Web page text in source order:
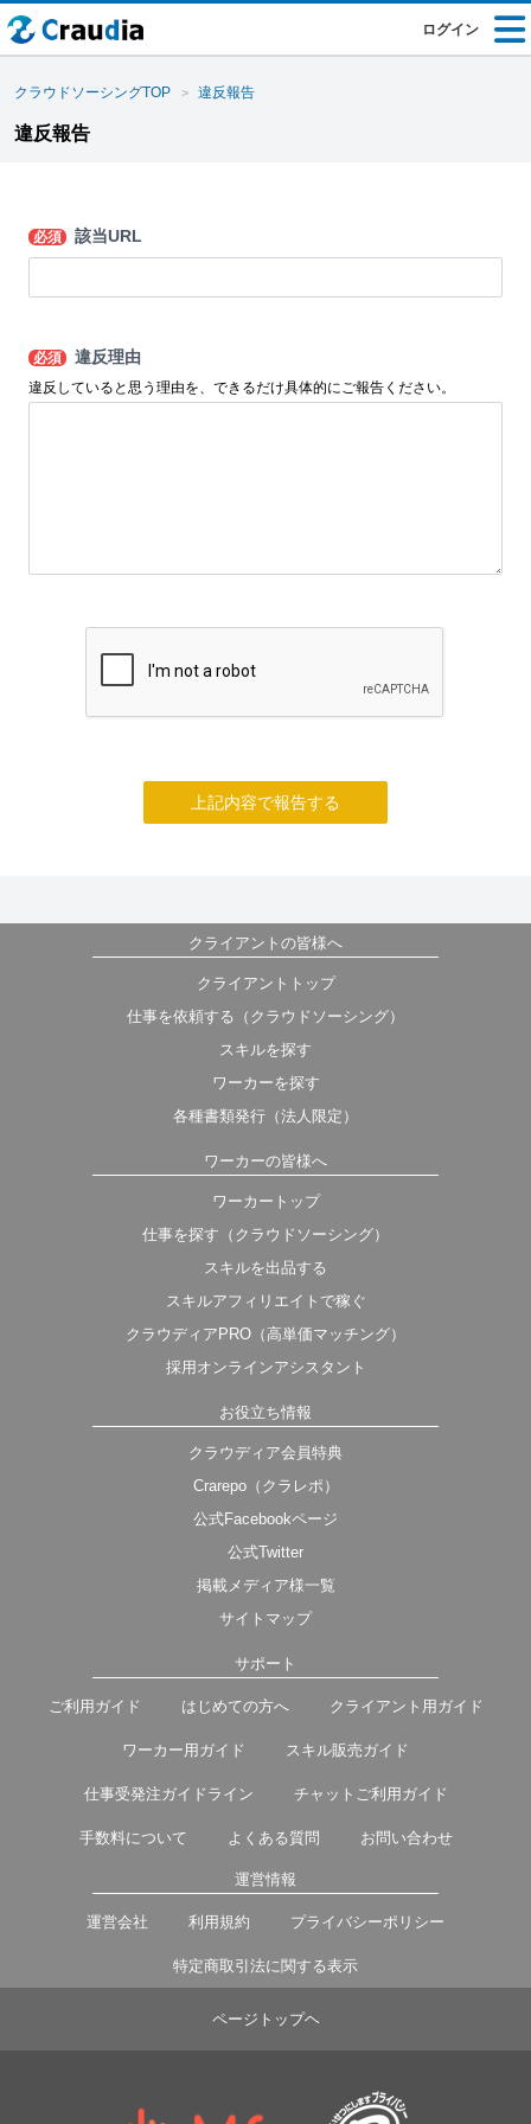
ログイン
クラウドソーシングTOP 違反報告
違反報告
必須 該当URL
必須 違反理由
違反していると思う理由を、できるだけ具体的にご報告ください。
上記内容で報告する
クライアントの皆様へ
クライアントトップ
仕事を依頼する（クラウドソーシング）
スキルを探す
ワーカーを探す
各種書類発行（法人限定）
ワーカーの皆様へ
ワーカートップ
仕事を探す（クラウドソーシング）
スキルを出品する
スキルアフィリエイトで稼ぐ
クラウディアPRO（高単価マッチング）
採用オンラインアシスタント
お役立ち情報
クラウディア会員特典
Crarepo（クラレポ）
公式Facebookページ
公式Twitter
掲載メディア様一覧
サイトマップ
サポート
ご利用ガイド はじめての方へ クライアント用ガイド
ワーカー用ガイド スキル販売ガイド
仕事受発注ガイドライン チャットご利用ガイド
手数料について よくある質問 お問い合わせ
運営情報
運営会社 利用規約 プライバシーポリシー
特定商取引法に関する表示
ページトップヘ